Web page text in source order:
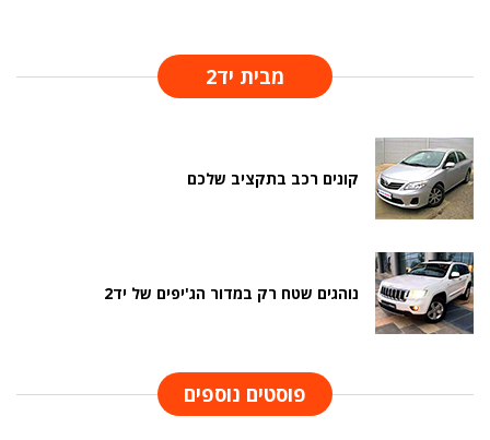
מבית יד2
קונים רכב בתקציב שלכם
נוהגים שטח רק במדור הג'יפים של יד2
פוסטים נוספים